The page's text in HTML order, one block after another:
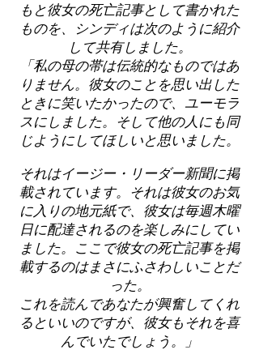
もと彼女の死亡記事として書かれた
ものを、シンディは次のように紹介
して共有しました。
「私の母の帯は伝統的なものではあ
りません。彼女のことを思い出した
ときに笑いたかったので、ユーモラ
スにしました。そして他の人にも同
じようにしてほしいと思いました。
それはイージー・リーダー新聞に掲
載されています。それは彼女のお気
に入りの地元紙で、彼女は毎週木曜
日に配達されるのを楽しみにしてい
ました。ここで彼女の死亡記事を掲
載するのはまさにふさわしいことだ
った。
これを読んであなたが興奮してくれ
るといいのですが、彼女もそれを喜
んでいたでしょう。」